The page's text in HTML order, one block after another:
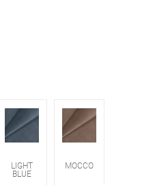
LIGHT
BLUE
MOCCO